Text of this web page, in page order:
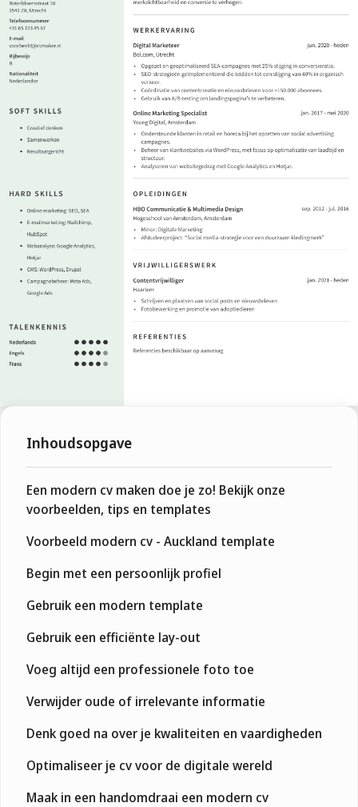
Inhoudsopgave
Een modern cv maken doe je zo! Bekijk onze
voorbeelden, tips en templates
Voorbeeld modern cv - Auckland template
Begin met een persoonlijk profiel
Gebruik een modern template
Gebruik een efficiënte lay-out
Voeg altijd een professionele foto toe
Verwijder oude of irrelevante informatie
Denk goed na over je kwaliteiten en vaardigheden
Optimaliseer je cv voor de digitale wereld
Maak in een handomdraai een modern cv